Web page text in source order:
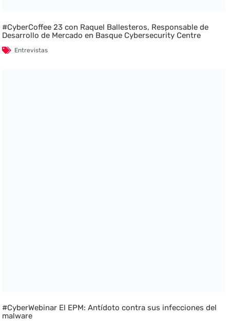
#CyberCoffee 23 con Raquel Ballesteros, Responsable de
Desarrollo de Mercado en Basque Cybersecurity Centre
Entrevistas
#CyberWebinar El EPM: Antídoto contra sus infecciones del
malware